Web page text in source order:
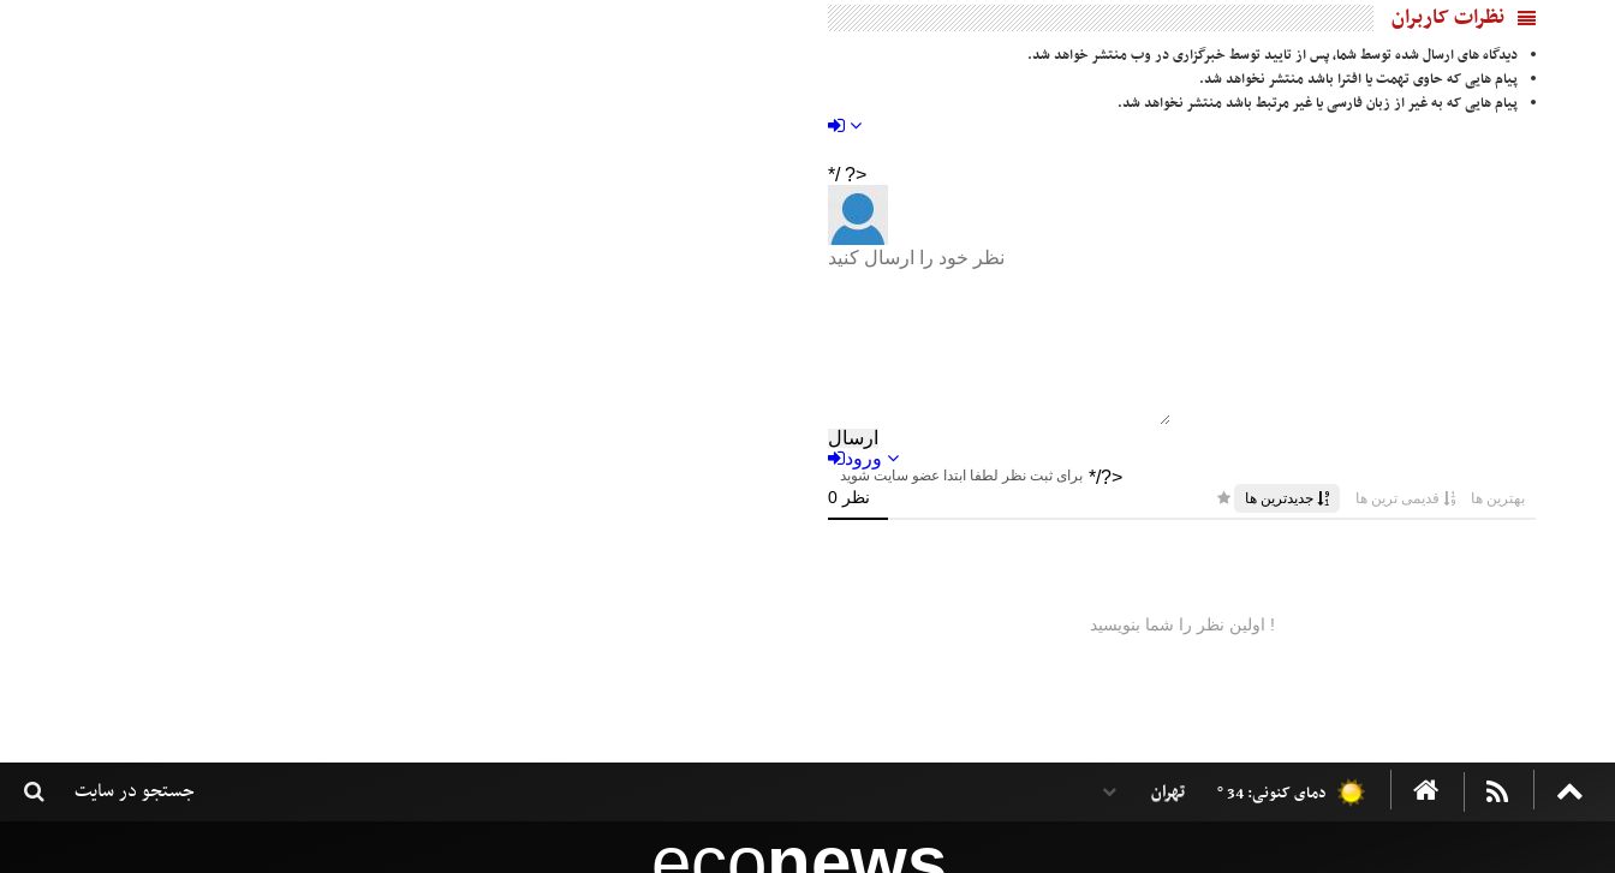
نظرات کاربران
دیدگاه های ارسال شده توسط شما، پس از تایید توسط خبرگزاری در وب منتشر خواهد شد.
پیام هایی که حاوی تهمت یا افترا باشد منتشر نخواهد شد.
پیام هایی که به غیر از زبان فارسی یا غیر مرتبط باشد منتشر نخواهد شد.
دمای کنونی: 34 °